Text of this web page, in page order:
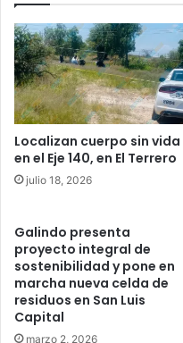
Localizan cuerpo sin vida
en el Eje 140, en El Terrero
julio 18, 2026
Galindo presenta
proyecto integral de
sostenibilidad y pone en
marcha nueva celda de
residuos en San Luis
Capital
marzo 2, 2026